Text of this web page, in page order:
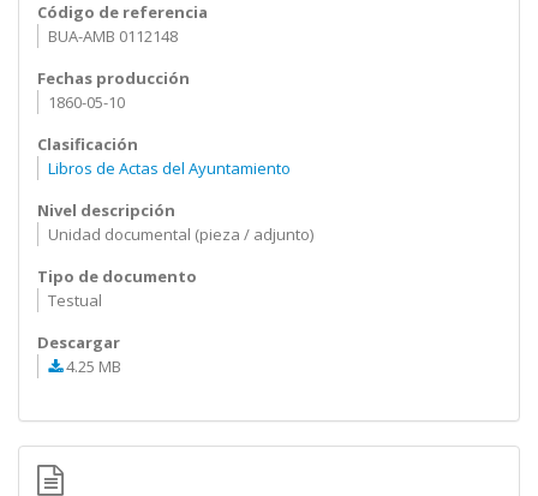
Código de referencia
BUA-AMB 0112148
Fechas producción
1860-05-10
Clasificación
Libros de Actas del Ayuntamiento
Nivel descripción
Unidad documental (pieza / adjunto)
Tipo de documento
Testual
Descargar
4.25 MB